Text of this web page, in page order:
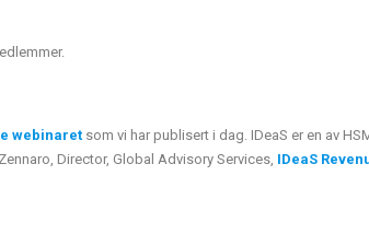
webinaret som vi har publisert i dag. IDeaS er en av
Director, Global Advisory Services, IDeaS